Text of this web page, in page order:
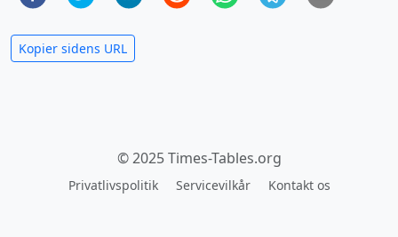
Kopier sidens URL
© 2025 Times-Tables.org
Privatlivspolitik Servicevilkår Kontakt os